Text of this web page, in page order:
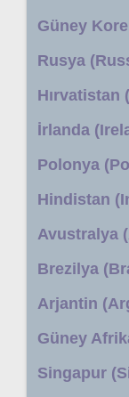
Güney
Rusya
Hırvatistan
İrlanda
Polonya
Hindistan
Avustralya
Brezilya
Arjantin
Güney
Singapur